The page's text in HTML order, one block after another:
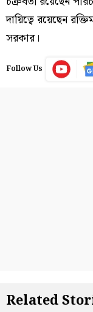
দায়িত্বে রয়েছেন
সরকার।
Follow Us
Related